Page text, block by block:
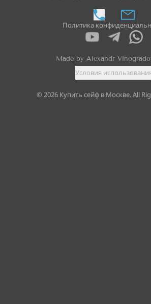
Политика
Условия
© 2026Купить сейф в Москве. All
Made by Alexandr